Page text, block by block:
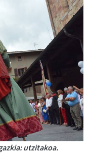
utzitakoa.